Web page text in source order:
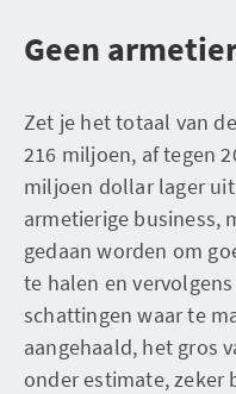
Geen
Zet je het totaal van
216 miljoen, af tegen
miljoen dollar lager
armetierige business,
gedaan worden om
te halen en
schattingen waar te
aangehaald, het gros
onder estimate, zeker